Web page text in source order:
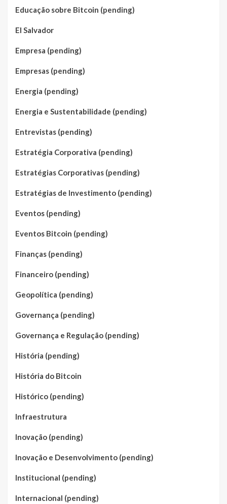
Educação sobre Bitcoin (pending)
El Salvador
Empresa (pending)
Empresas (pending)
Energia (pending)
Energia e Sustentabilidade (pending)
Entrevistas (pending)
Estratégia Corporativa (pending)
Estratégias Corporativas (pending)
Estratégias de Investimento (pending)
Eventos (pending)
Eventos Bitcoin (pending)
Finanças (pending)
Financeiro (pending)
Geopolítica (pending)
Governança (pending)
Governança e Regulação (pending)
História (pending)
História do Bitcoin
Histórico (pending)
Infraestrutura
Inovação (pending)
Inovação e Desenvolvimento (pending)
Institucional (pending)
Internacional (pending)